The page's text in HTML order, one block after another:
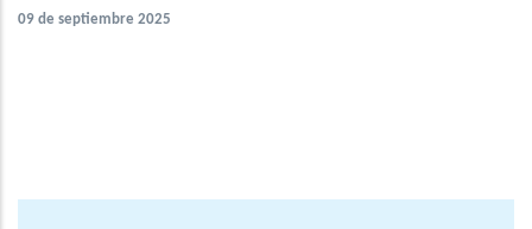
09 de septiembre 2025